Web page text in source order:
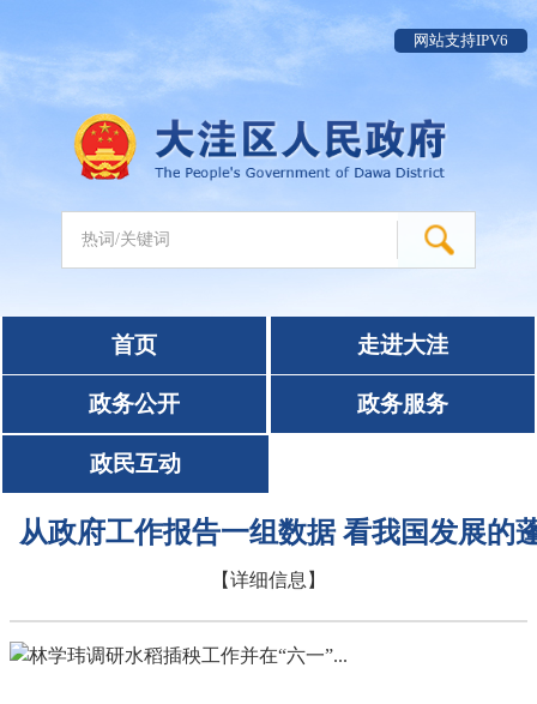
网站支持IPV6
首页 走进大洼
政务公开 政务服务
政民互动
从政府工作报告一组数据 看我国发展的
【详细信息】